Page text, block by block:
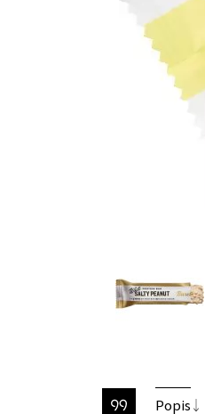
Popis